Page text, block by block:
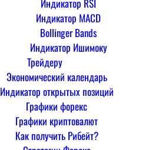
Индикатор RSI
Индикатор MACD
Bollinger Bands
Индикатор Ишимоку
Трейдеру
Экономический календарь
Индикатор открытых позиций
Графики форекс
Графики криптовалют
Как получить Рибейт?